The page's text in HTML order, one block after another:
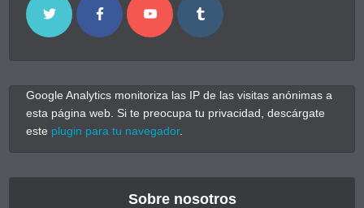
Google Analytics monitoriza las IP de las visitas anónimas a
esta página web. Si te preocupa tu privacidad, descárgate
este plugin para tu navegador.
Sobre nosotros